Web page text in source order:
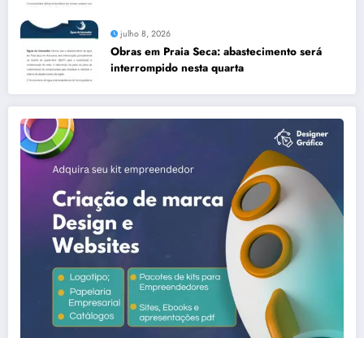
julho 8, 2026
Obras em Praia Seca: abastecimento será
interrompido nesta quarta